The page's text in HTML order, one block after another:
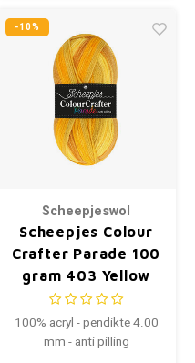
-10%
Scheepjeswol
Scheepjes Colour
Crafter Parade 100
gram 403 Yellow
Blend
100% acryl - pendikte 4.00
mm - anti pilling